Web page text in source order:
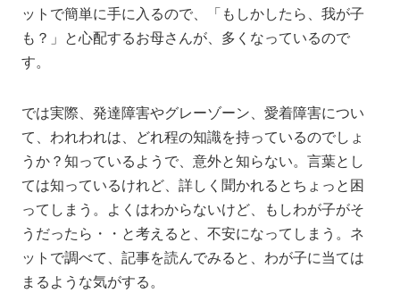
ットで簡単に手に入るので、「もしかしたら、我が子
も？」と心配するお母さんが、多くなっているので
す。
では実際、発達障害やグレーゾーン、愛着障害につい
て、われわれは、どれ程の知識を持っているのでしょ
うか？知っているようで、意外と知らない。言葉とし
ては知っているけれど、詳しく聞かれるとちょっと困
ってしまう。よくはわからないけど、もしわが子がそ
うだったら・・と考えると、不安になってしまう。ネ
ットで調べて、記事を読んでみると、わが子に当ては
まるような気がする。